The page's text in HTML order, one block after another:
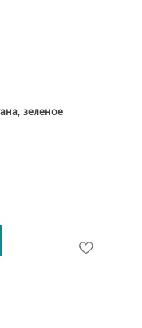
зеленое